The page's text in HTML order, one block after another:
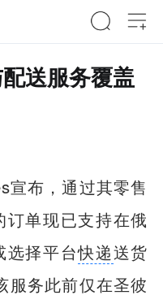
送服务覆盖
布，通过其零售
单现已支持在俄
选择平台快递送货
服务此前仅在圣彼